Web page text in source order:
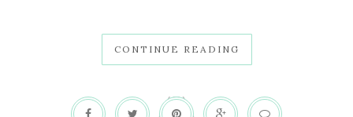
CONTINUE READING